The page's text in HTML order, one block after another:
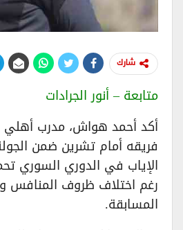
شارك
متابعة – أنور الجرادات
أكد أحمد هواش، مدرب أهلي
فريقه أمام تشرين ضمن
الإياب في الدوري السوري
رغم اختلاف ظروف المنافس
المسابقة.